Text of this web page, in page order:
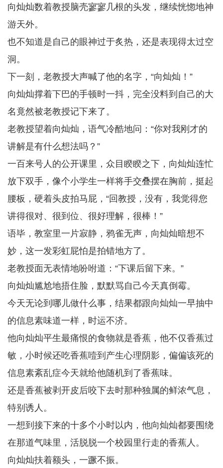
向灿灿数着教授脑壳寥寥几根的头发，继续恍惚地神
游天外。
也不知道是自己的眼神过于炙热，还是表现得太过空
洞。
下一刻，老教授大声喊了他的名字，“向灿灿！”
向灿灿撑着下巴的手顿时一抖，完全没料到自己的大
名竟然被老教授记下来了。
老教授望着向灿灿，语气冷酷地问：“你对我刚才的
讲解是有什么想法吗？”
一百来号人的公开课里，众目睽睽之下，向灿灿连忙
放下双手，像个小学生一样将手交叠摆在胸前，挺起
腰板，硬着头皮拍马屁，“回教授，没有，我觉得您
讲得很对、很到位、很好理解，很棒！”
语毕，教室里一片寂静，鸦雀无声，向灿灿暗想不
妙，这一发彩虹屁怕是拍错地方了。
老教授面无表情地吩咐道：“下课后留下来。”
向灿灿尴尬地捂住脸，默默骂自己今天真倒霉。
今天无论到哪儿做什么事，结果都跟向灿灿一早抽中
的信息素味道一样，时运不济。
他向灿灿平生最痛恨的食物就是香蕉，他不仅香蕉过
敏，小时候还吃香蕉噎到产生心理阴影，偏偏该死的
信息素紊乱症今天就给他随机到了香蕉味。
还是香蕉被剥开皮后咬下去时那种独属的鲜浓气息，
特别诱人。
一想到接下来的十多个小时以内，他向灿灿都要围绕
在那道气味里，活脱脱一个校园里行走的香蕉人。
向灿灿扶着额头，一蹶不振。